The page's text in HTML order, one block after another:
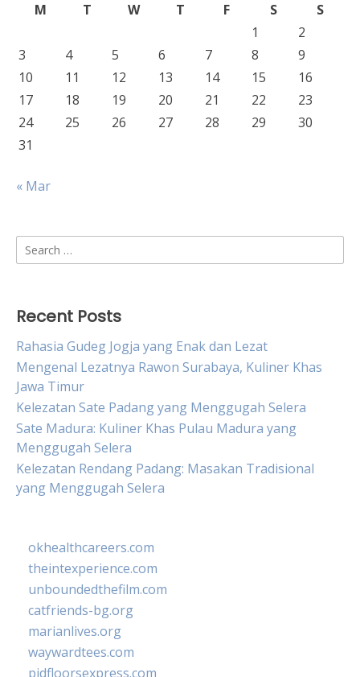
M
T W T F S
S
1
2
3
4 5 6 7 8
9
10
11 12 13 14 15
16
17
18 19 20 21 22
23
24
25 26 27 28 29
30
31
« Mar
Search
for:
Recent Posts
Rahasia Gudeg Jogja yang Enak dan Lezat
Mengenal Lezatnya Rawon Surabaya, Kuliner Khas
Jawa Timur
Kelezatan Sate Padang yang Menggugah Selera
Sate Madura: Kuliner Khas Pulau Madura yang
Menggugah Selera
Kelezatan Rendang Padang: Masakan Tradisional
yang Menggugah Selera
okhealthcareers.com
theintexperience.com
unboundedthefilm.com
catfriends-bg.org
marianlives.org
waywardtees.com
pidfloorsexpress.com